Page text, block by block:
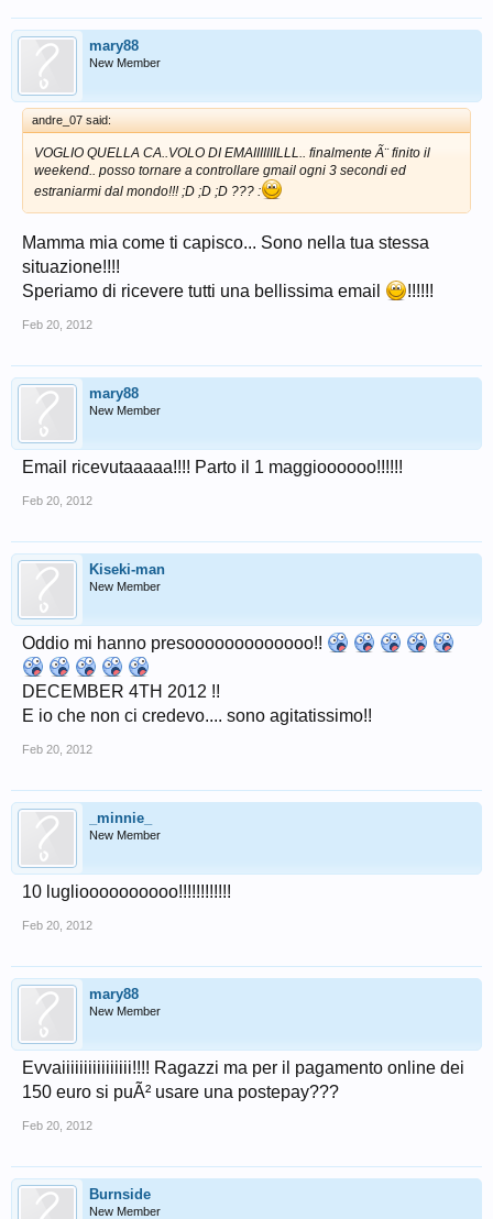
mary88
New Member
andre_07 said:
VOGLIO QUELLA CA..VOLO DI EMAIIIIIIILLL.. finalmente Ã¨ finito il
weekend.. posso tornare a controllare gmail ogni 3 secondi ed
estraniarmi dal mondo!!! ;D ;D ;D ??? :
Mamma mia come ti capisco... Sono nella tua stessa
situazione!!!!
Speriamo di ricevere tutti una bellissima email
!!!!!!
Feb 20, 2012
mary88
New Member
Email ricevutaaaaa!!!! Parto il 1 maggioooooo!!!!!!
Feb 20, 2012
Kiseki-man
New Member
Oddio mi hanno presooooooooooooo!!
DECEMBER 4TH 2012 !!
E io che non ci credevo.... sono agitatissimo!!
Feb 20, 2012
_minnie_
New Member
10 luglioooooooooo!!!!!!!!!!!!
Feb 20, 2012
mary88
New Member
Evvaiiiiiiiiiiiiiiii!!!! Ragazzi ma per il pagamento online dei
150 euro si puÃ² usare una postepay???
Feb 20, 2012
Burnside
New Member